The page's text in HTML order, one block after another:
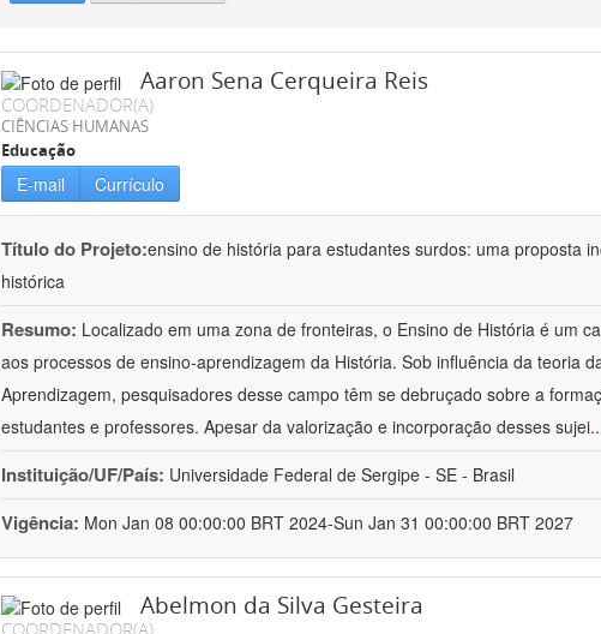
Aaron Sena Cerqueira Reis
COORDENADOR(A)
CIÊNCIAS HUMANAS
Educação
E-mail Currículo
Título do Projeto:ensino de história para estudantes surdos: uma proposta
histórica
Resumo: Localizado em uma zona de fronteiras, o Ensino de História é um
aos processos de ensino-aprendizagem da História. Sob influência da teoria
Aprendizagem, pesquisadores desse campo têm se debruçado sobre a
estudantes e professores. Apesar da valorização e incorporação desses sujei
Instituição/UF/País: Universidade Federal de Sergipe - SE - Brasil
Vigência: Mon Jan 08 00:00:00 BRT 2024-Sun Jan 31 00:00:00 BRT 2027
Abelmon da Silva Gesteira